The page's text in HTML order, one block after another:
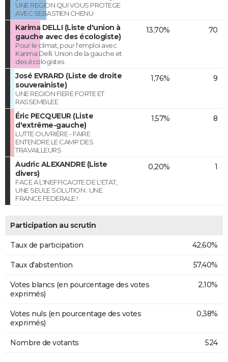
UNE REGION QUI VOUS PROTEGE
AVEC SEBASTIEN CHENU
Karima DELLI (Liste d'union à
gauche avec des écologiste)
Pour le climat, pour l'emploi avec
Karima Delli. Union de la gauche et
des écologistes.
13,70% 70
José EVRARD (Liste de droite
souverainiste)
UNE REGION FIERE FORTE ET
RASSEMBLEE
1,76% 9
Éric PECQUEUR (Liste
d'extrême-gauche)
LUTTE OUVRIÈRE - FAIRE
ENTENDRE LE CAMP DES
TRAVAILLEURS
1,57% 8
Audric ALEXANDRE (Liste
divers)
FACE A L'INEFFICACITE DE L'ETAT,
UNE SEULE SOLUTION : UNE
FRANCE FEDERALE !
0,20% 1
Participation au scrutin
Taux de participation 42,60%
Taux d'abstention 57,40%
Votes blancs (en pourcentage des votes
exprimés)
2,10%
Votes nuls (en pourcentage des votes
exprimés)
0,38%
Nombre de votants 524